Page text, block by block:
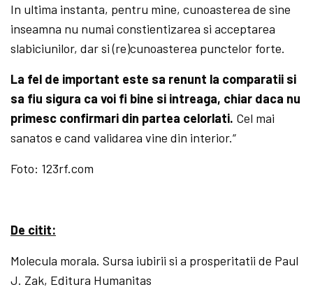
In ultima instanta, pentru mine, cunoasterea de sine
inseamna nu numai constientizarea si acceptarea
slabiciunilor, dar si (re)cunoasterea punctelor forte.
La fel de important este sa renunt la comparatii si
sa fiu sigura ca voi fi bine si intreaga, chiar daca nu
primesc confirmari din partea celorlati. Cel mai
sanatos e cand validarea vine din interior.“
Foto: 123rf.com
De citit:
Molecula morala. Sursa iubirii si a prosperitatii de Paul
J. Zak, Editura Humanitas